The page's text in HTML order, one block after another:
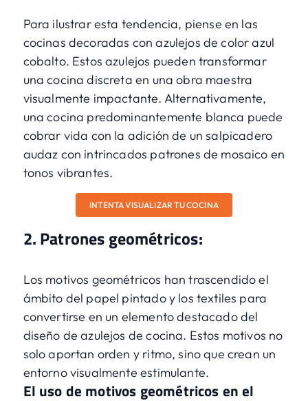
Para ilustrar esta tendencia, piense en las
cocinas decoradas con azulejos de color azul
cobalto. Estos azulejos pueden transformar
una cocina discreta en una obra maestra
visualmente impactante. Alternativamente,
una cocina predominantemente blanca puede
cobrar vida con la adición de un salpicadero
audaz con intrincados patrones de mosaico en
tonos vibrantes.
INTENTA VISUALIZAR TU COCINA
2. Patrones geométricos:
Los motivos geométricos han trascendido el
ámbito del papel pintado y los textiles para
convertirse en un elemento destacado del
diseño de azulejos de cocina. Estos motivos no
solo aportan orden y ritmo, sino que crean un
entorno visualmente estimulante.
El uso de motivos geométricos en el